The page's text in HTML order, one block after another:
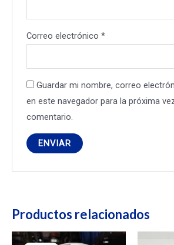
Correo electrónico*
Guardar mi nombre, correo
en este navegador para la próxima
comentario.
Productos relacionados